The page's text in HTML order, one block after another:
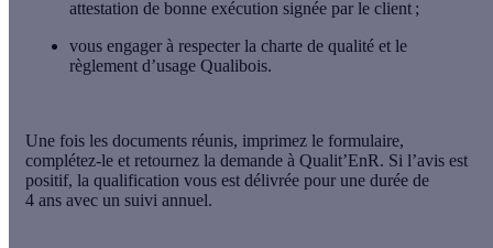
attestation de bonne exécution signée par le client ;
vous engager à respecter la charte de qualité et le
règlement d’usage Qualibois.
Une fois les documents réunis, imprimez le formulaire,
complétez-le et retournez la demande à Qualit’EnR. Si l’avis est
positif, la qualification vous est délivrée pour une durée de
4 ans avec un suivi annuel.